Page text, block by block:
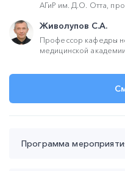
АГиР им. Д.О. Отта,
Живолупов С.А.
Профессор кафедры
медицинской
Программа